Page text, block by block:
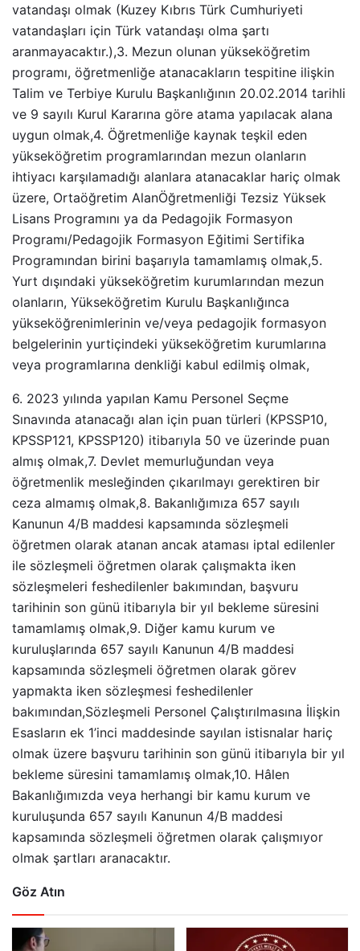
vatandaşı olmak (Kuzey Kıbrıs Türk Cumhuriyeti
vatandaşları için Türk vatandaşı olma şartı
aranmayacaktır.),3. Mezun olunan yükseköğretim
programı, öğretmenliğe atanacakların tespitine ilişkin
Talim ve Terbiye Kurulu Başkanlığının 20.02.2014 tarihli
ve 9 sayılı Kurul Kararına göre atama yapılacak alana
uygun olmak,4. Öğretmenliğe kaynak teşkil eden
yükseköğretim programlarından mezun olanların
ihtiyacı karşılamadığı alanlara atanacaklar hariç olmak
üzere, Ortaöğretim AlanÖğretmenliği Tezsiz Yüksek
Lisans Programını ya da Pedagojik Formasyon
Programı/Pedagojik Formasyon Eğitimi Sertifika
Programından birini başarıyla tamamlamış olmak,5.
Yurt dışındaki yükseköğretim kurumlarından mezun
olanların, Yükseköğretim Kurulu Başkanlığınca
yükseköğrenimlerinin ve/veya pedagojik formasyon
belgelerinin yurtiçindeki yükseköğretim kurumlarına
veya programlarına denkliği kabul edilmiş olmak,
6. 2023 yılında yapılan Kamu Personel Seçme
Sınavında atanacağı alan için puan türleri (KPSSP10,
KPSSP121, KPSSP120) itibarıyla 50 ve üzerinde puan
almış olmak,7. Devlet memurluğundan veya
öğretmenlik mesleğinden çıkarılmayı gerektiren bir
ceza almamış olmak,8. Bakanlığımıza 657 sayılı
Kanunun 4/B maddesi kapsamında sözleşmeli
öğretmen olarak atanan ancak ataması iptal edilenler
ile sözleşmeli öğretmen olarak çalışmakta iken
sözleşmeleri feshedilenler bakımından, başvuru
tarihinin son günü itibarıyla bir yıl bekleme süresini
tamamlamış olmak,9. Diğer kamu kurum ve
kuruluşlarında 657 sayılı Kanunun 4/B maddesi
kapsamında sözleşmeli öğretmen olarak görev
yapmakta iken sözleşmesi feshedilenler
bakımından,Sözleşmeli Personel Çalıştırılmasına İlişkin
Esasların ek 1’inci maddesinde sayılan istisnalar hariç
olmak üzere başvuru tarihinin son günü itibarıyla bir yıl
bekleme süresini tamamlamış olmak,10. Hâlen
Bakanlığımızda veya herhangi bir kamu kurum ve
kuruluşunda 657 sayılı Kanunun 4/B maddesi
kapsamında sözleşmeli öğretmen olarak çalışmıyor
olmak şartları aranacaktır.
Göz Atın